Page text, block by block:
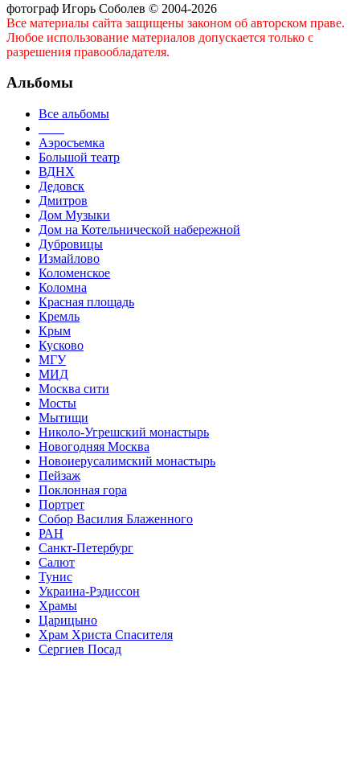
фотограф Игорь Соболев © 2004-2026
Все материалы сайта защищены законом об авторском праве.
Любое использование материалов допускается только с
разрешения правообладателя.
Альбомы
Все альбомы
Аэросъемка
Большой театр
ВДНХ
Дедовск
Дмитров
Дом Музыки
Дом на Котельнической набережной
Дубровицы
Измайлово
Коломенское
Коломна
Красная площадь
Кремль
Крым
Кусково
МГУ
МИД
Москва сити
Мосты
Мытищи
Николо-Угрешский монастырь
Новогодняя Москва
Новоиерусалимский монастырь
Пейзаж
Поклонная гора
Портрет
Собор Василия Блаженного
РАН
Санкт-Петербург
Салют
Тунис
Украина-Рэдиссон
Храмы
Царицыно
Храм Христа Спасителя
Сергиев Посад